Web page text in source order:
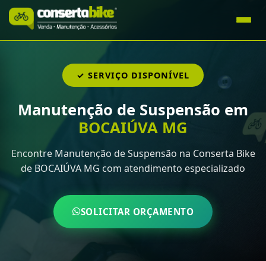
✓ SERVIÇO DISPONÍVEL
Manutenção de Suspensão em
BOCAIÚVA MG
Encontre Manutenção de Suspensão na Conserta Bike
de BOCAIÚVA MG com atendimento especializado
SOLICITAR ORÇAMENTO